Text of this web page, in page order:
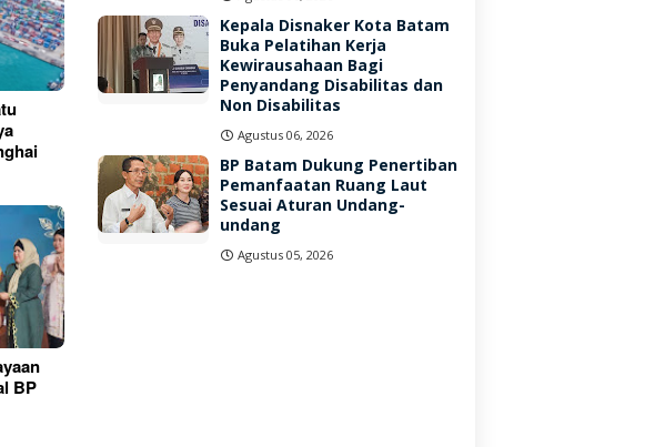
BP
Kepala Disnaker Kota Batam
Buka Pelatihan Kerja
Kewirausahaan Bagi
Penyandang Disabilitas dan
Non Disabilitas
Agustus 06, 2026
BP Batam Dukung Penertiban
Pemanfaatan Ruang Laut
Sesuai Aturan Undang-
undang
Agustus 05, 2026